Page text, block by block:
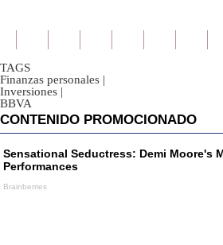
TAGS
Finanzas personales |
Inversiones |
BBVA